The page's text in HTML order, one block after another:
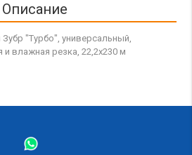
Описание
"Турбо", универсальный,
и влажная резка, 22,2х230 м